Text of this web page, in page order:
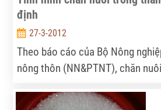
định
27-3-2012
Theo báo cáo của Bộ Nông
nông thôn (NN&PTNT), chăn
sản lượng. Nhìn chung, giá